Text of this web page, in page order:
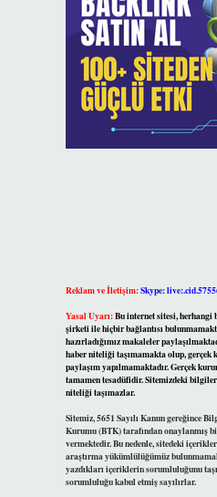
Reklam ve İletişim:Skype:
Yasal Uyarı:Bu internet sitesi, herhangi
şirketi ile hiçbir bağlantısı
hazırladığımız makaleler
haber niteliği taşımamakta olup, gerçek
paylaşım yapılmamaktadır. Gerçek
tamamen tesadüfidir. Sitemizdeki
niteliği taşımazlar.
Sitemiz, 5651 Sayılı Kanun gereğince
Kurumu (BTK) tarafından onaylanmış
vermektedir. Bu nedenle, sitedeki
araştırma yükümlülüğümüz
yazdıkları içeriklerin sorumluluğunu
sorumluluğu kabul etmiş sayılırlar.